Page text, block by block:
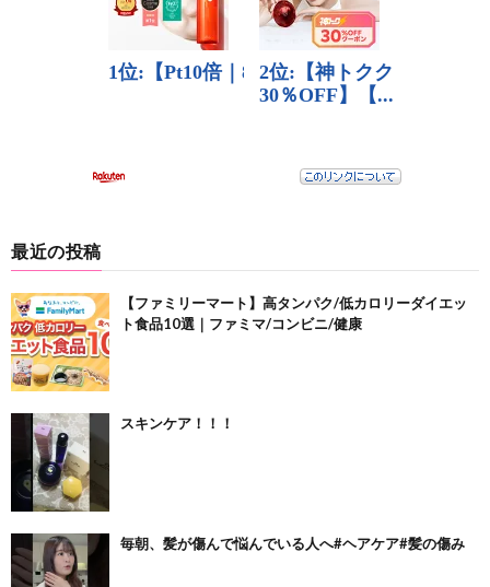
最近の投稿
【ファミリーマート】高タンパク/低カロリーダイエッ
ト食品10選｜ファミマ/コンビニ/健康
スキンケア！！！
毎朝、髪が傷んで悩んでいる人へ#ヘアケア#髪の傷み